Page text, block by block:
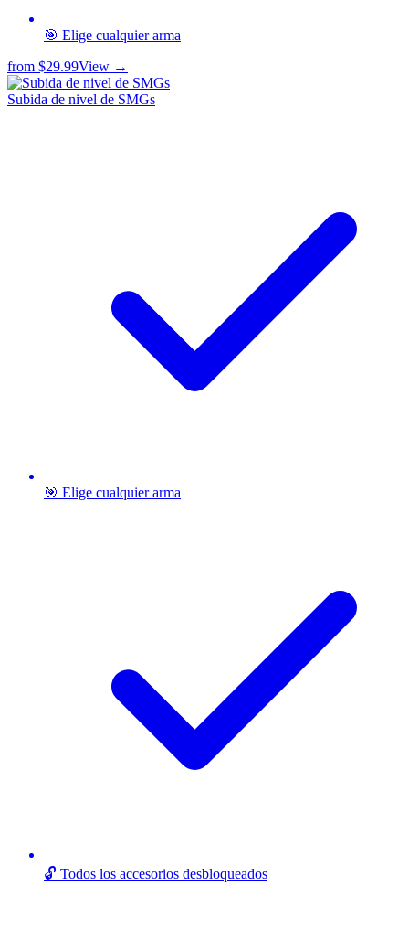
🎯 Elige cualquier arma
from $29.99View →
Subida de nivel de SMGs
🎯 Elige cualquier arma
🔓 Todos los accesorios desbloqueados